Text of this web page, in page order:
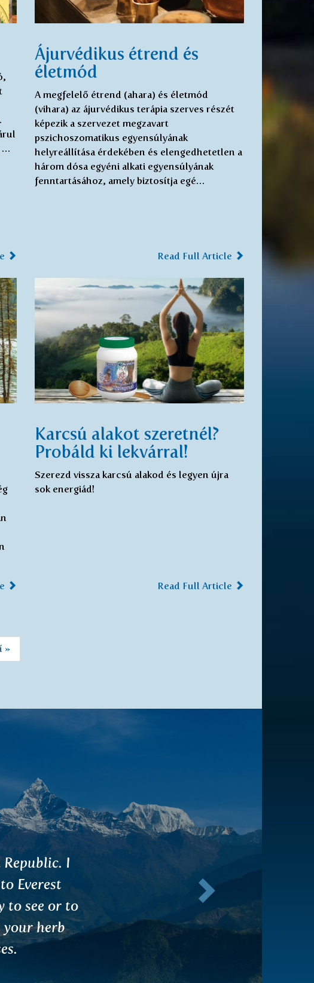
…
Ájurvédikus étrend és
életmód
A megfelelő étrend (ahara) és életmód
(vihara) az ájurvédikus terápia szerves részét
képezik a szervezet megzavart
pszichoszomatikus egyensúlyának
helyreállítása érdekében és elengedhetetlen a
három dósa egyéni alkati egyensúlyának
fenntartásához, amely biztosítja egé…
Read Full Article
Karcsú alakot szeretnél?
Probáld ki lekvárral!
Szerezd vissza karcsú alakod és legyen újra
sok energiád!
Read Full Article
»
beautiful
the above
favourable
you.
Következő